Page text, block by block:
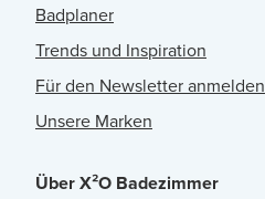
Badplaner
Trends und Inspiration
Für den Newsletter anmelden
Unsere Marken
Über X²O Badezimmer